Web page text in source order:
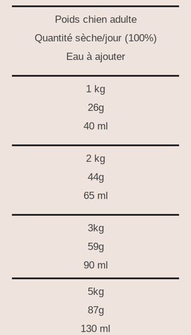
Poids chien adulte
Quantité sèche/jour (100%)
Eau à ajouter
1 kg
26g
40 ml
2 kg
44g
65 ml
3kg
59g
90 ml
5kg
87g
130 ml